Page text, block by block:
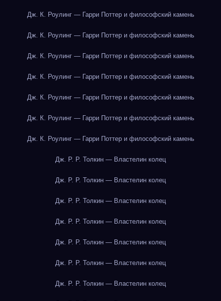
Дж. К. Роулинг — Гарри Поттер и философский камень
Дж. К. Роулинг — Гарри Поттер и философский камень
Дж. К. Роулинг — Гарри Поттер и философский камень
Дж. К. Роулинг — Гарри Поттер и философский камень
Дж. К. Роулинг — Гарри Поттер и философский камень
Дж. К. Роулинг — Гарри Поттер и философский камень
Дж. К. Роулинг — Гарри Поттер и философский камень
Дж. Р. Р. Толкин — Властелин колец
Дж. Р. Р. Толкин — Властелин колец
Дж. Р. Р. Толкин — Властелин колец
Дж. Р. Р. Толкин — Властелин колец
Дж. Р. Р. Толкин — Властелин колец
Дж. Р. Р. Толкин — Властелин колец
Дж. Р. Р. Толкин — Властелин колец